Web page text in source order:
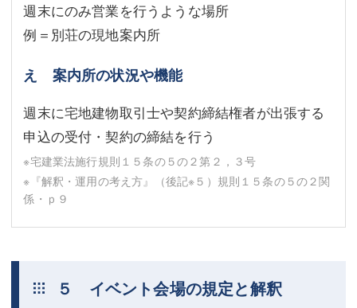
週末にのみ営業を行うような場所
例＝別荘の現地案内所
え 案内所の状況や機能
週末に宅地建物取引士や契約締結権者が出張する
申込の受付・契約の締結を行う
※宅建業法施行規則１５条の５の２第２，３号
※『解釈・運用の考え方』（後記※５ ）規則１５条の５の２関
係・ｐ９
５ イベント会場の規定と解釈